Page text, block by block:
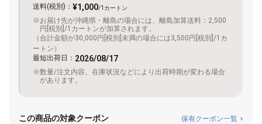
送料(税別)： ¥1,000/1カートン
お届け先が沖縄県・離島の場合には、離島加算送料：2,500
円[税別]/1カートンが加算されます。
（合計金額が30,000円[税別]未満の場合には3,500円[税別]/1カ
ートン）
最短出荷日： 2026/08/17
数量/注文内容、在庫状況などにより出荷時期が変わる場合
があります。
この商品の対象クーポン 保有クーポン一覧